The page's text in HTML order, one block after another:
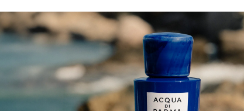
DÉCOUVRIR
CARACTÉRISTIQUES OLFACTIVES
LISTE DES INGRÉDIENTS